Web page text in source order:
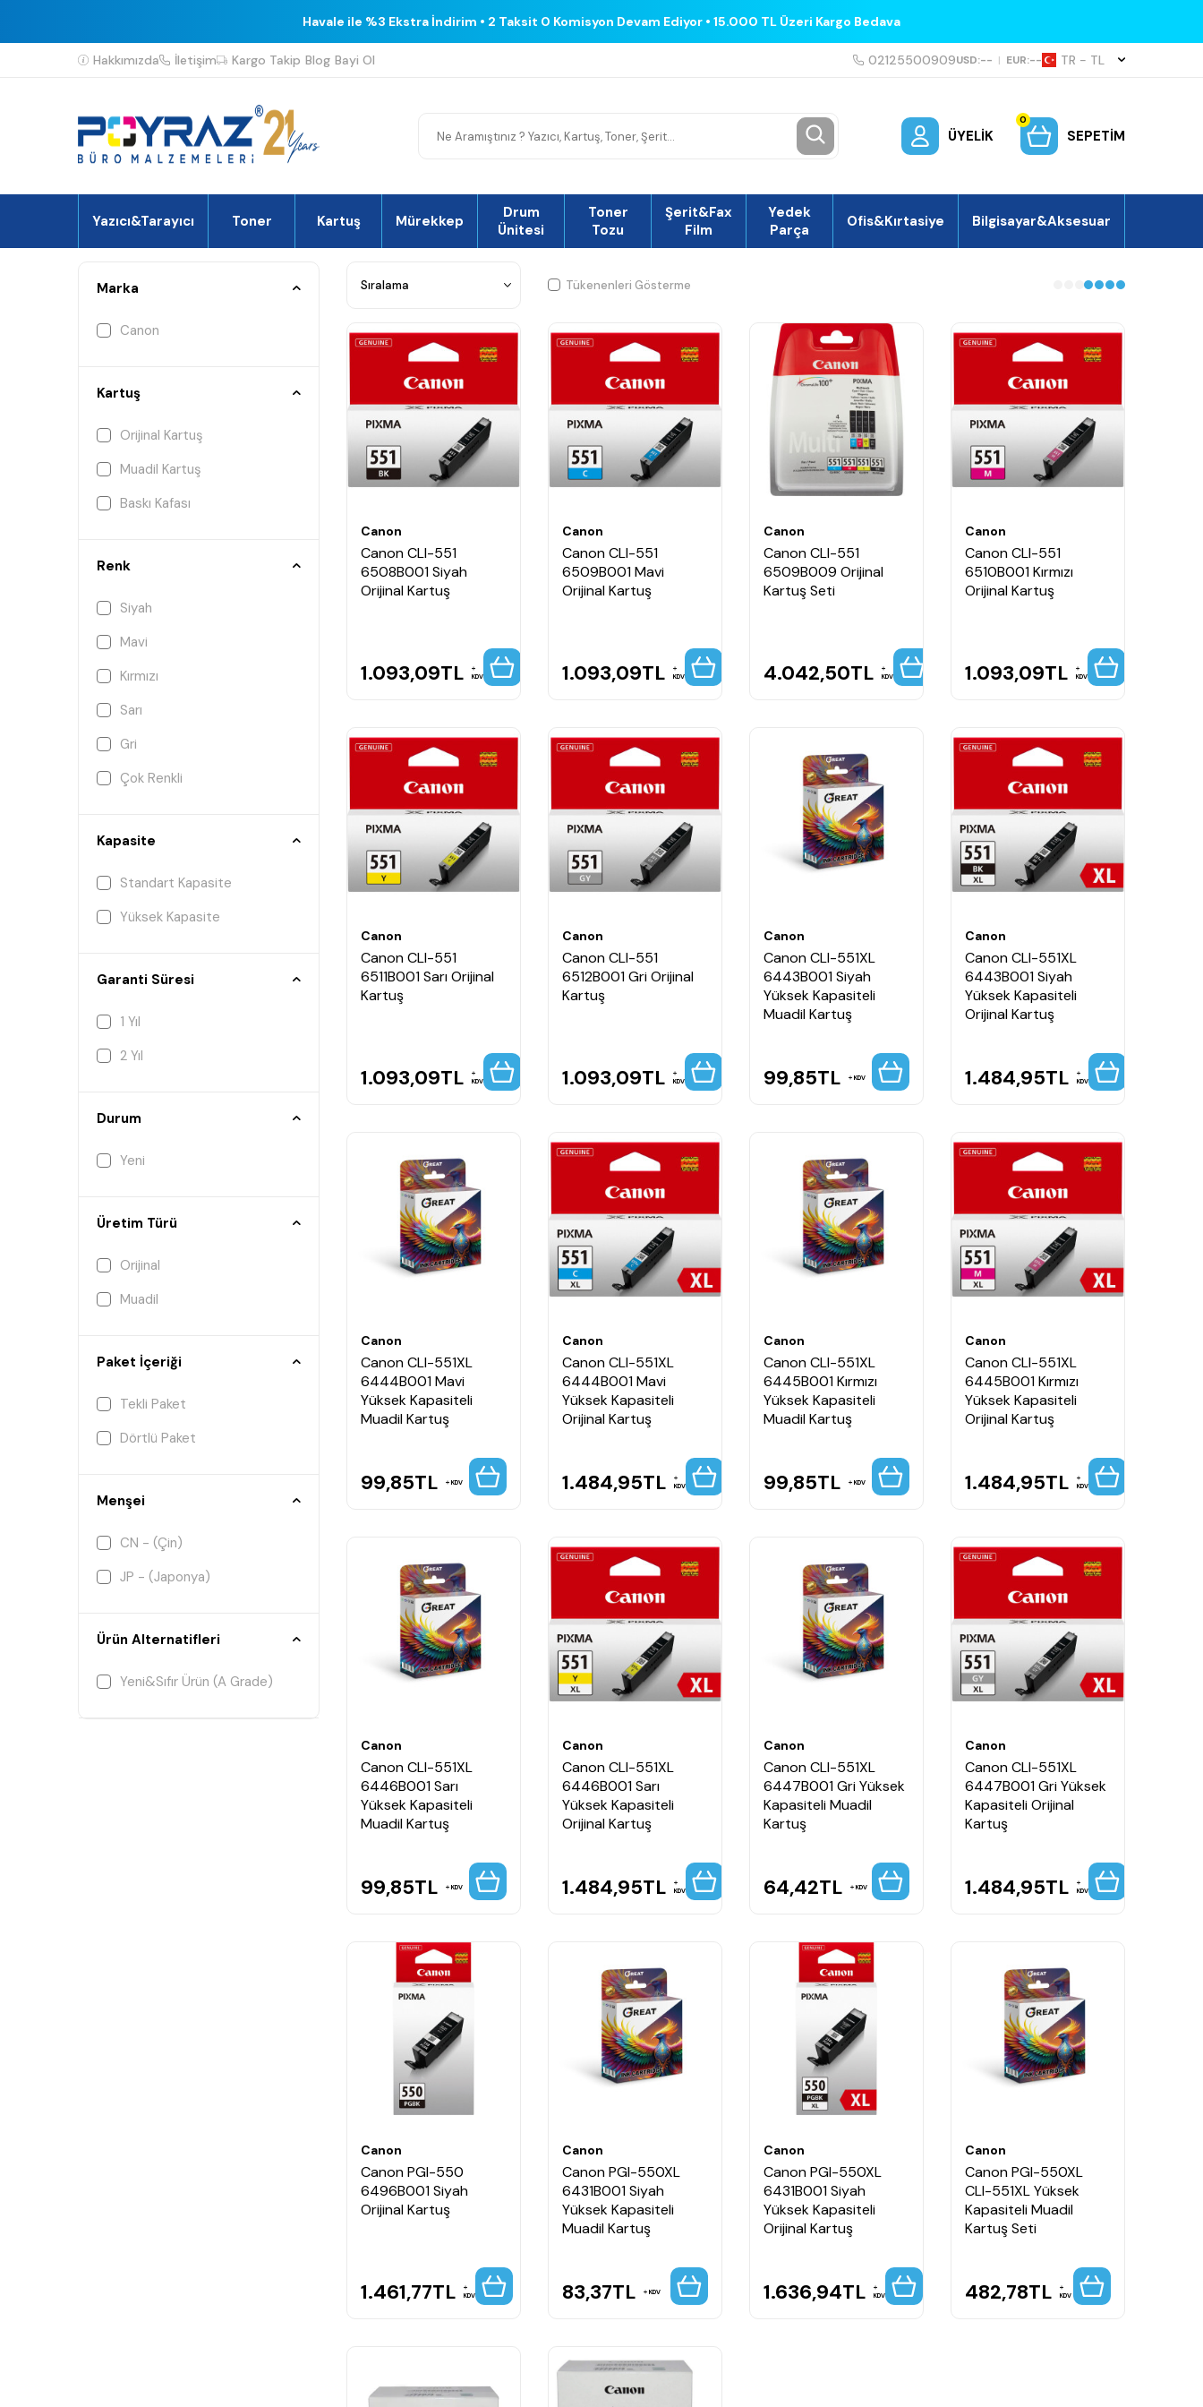
Havale ile %3 Ekstra İndirim • 2 Taksit 0 Komisyon Devam Ediyor • 15.000 TL Üzeri Kargo Bedava
Hakkımızda İletişim Kargo Takip Blog Bayi Ol 02125500909USD:-- | EUR:-- TR − TL
ÜYELIK
0
SEPETIM
Yazıcı&Tarayıcı Toner Kartuş Mürekkep
Drum
Ünitesi
Toner
Tozu
Şerit&Fax
Film
Yedek
Parça
Ofis&Kırtasiye Bilgisayar&Aksesuar
Marka
Canon
Kartuş
Orijinal Kartuş
Muadil Kartuş
Baskı Kafası
Renk
Siyah
Mavi
Kırmızı
Sarı
Gri
Çok Renkli
Kapasite
Standart Kapasite
Yüksek Kapasite
Garanti Süresi
1 Yıl
2 Yıl
Durum
Yeni
Üretim Türü
Orijinal
Muadil
Paket İçeriği
Tekli Paket
Dörtlü Paket
Menşei
CN - (Çin)
JP - (Japonya)
Ürün Alternatifleri
Yeni&Sıfır Ürün (A Grade)
Tükenenleri Gösterme
Canon
Canon CLI-551
6508B001 Siyah
Orijinal Kartuş
1.093,09TL KDV
Canon
Canon CLI-551
6509B001 Mavi
Orijinal Kartuş
1.093,09TL KDV
Canon
Canon CLI-551
6509B009 Orijinal
Kartuş Seti
4.042,50TL KDV
Canon
Canon CLI-551
6510B001 Kırmızı
Orijinal Kartuş
1.093,09TL KDV
Canon
Canon CLI-551
6511B001 Sarı Orijinal
Kartuş
1.093,09TL KDV
Canon
Canon CLI-551
6512B001 Gri Orijinal
Kartuş
1.093,09TL KDV
Canon
Canon CLI-551XL
6443B001 Siyah
Yüksek Kapasiteli
Muadil Kartuş
99,85TL KDV
Canon
Canon CLI-551XL
6443B001 Siyah
Yüksek Kapasiteli
Orijinal Kartuş
1.484,95TL KDV
Canon
Canon CLI-551XL
6444B001 Mavi
Yüksek Kapasiteli
Muadil Kartuş
99,85TL KDV
Canon
Canon CLI-551XL
6444B001 Mavi
Yüksek Kapasiteli
Orijinal Kartuş
1.484,95TL KDV
Canon
Canon CLI-551XL
6445B001 Kırmızı
Yüksek Kapasiteli
Muadil Kartuş
99,85TL KDV
Canon
Canon CLI-551XL
6445B001 Kırmızı
Yüksek Kapasiteli
Orijinal Kartuş
1.484,95TL KDV
Canon
Canon CLI-551XL
6446B001 Sarı
Yüksek Kapasiteli
Muadil Kartuş
99,85TL KDV
Canon
Canon CLI-551XL
6446B001 Sarı
Yüksek Kapasiteli
Orijinal Kartuş
1.484,95TL KDV
Canon
Canon CLI-551XL
6447B001 Gri Yüksek
Kapasiteli Muadil
Kartuş
64,42TL KDV
Canon
Canon CLI-551XL
6447B001 Gri Yüksek
Kapasiteli Orijinal
Kartuş
1.484,95TL KDV
Canon
Canon PGI-550
6496B001 Siyah
Orijinal Kartuş
1.461,77TL KDV
Canon
Canon PGI-550XL
6431B001 Siyah
Yüksek Kapasiteli
Muadil Kartuş
83,37TL KDV
Canon
Canon PGI-550XL
6431B001 Siyah
Yüksek Kapasiteli
Orijinal Kartuş
1.636,94TL KDV
Canon
Canon PGI-550XL
CLI-551XL Yüksek
Kapasiteli Muadil
Kartuş Seti
482,78TL KDV